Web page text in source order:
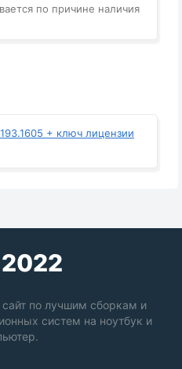
по причине наличия
+ ключ лицензии
2022
по лучшим сборкам и
систем на ноутбук и